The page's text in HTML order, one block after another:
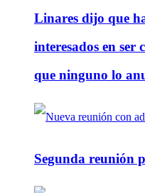
Linares dijo que
interesados en ser
que ninguno lo
Segunda reunión